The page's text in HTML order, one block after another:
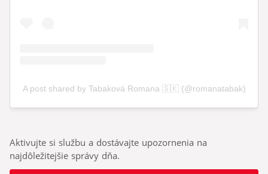
Aktivujte si službu a dostávajte upozornenia na
najdôležitejšie správy dňa.